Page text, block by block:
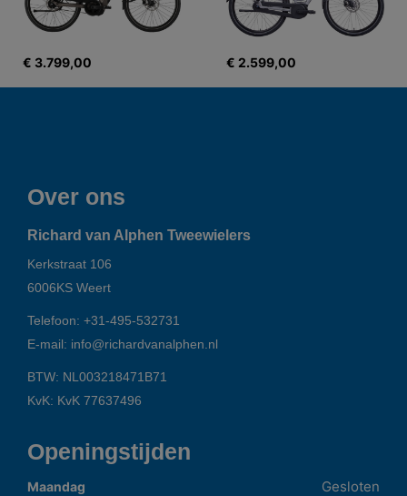
€ 3.799,00 € 2.599,00
Over ons
Richard van Alphen Tweewielers
Kerkstraat 106
6006KS Weert
Telefoon: +31-495-532731
E-mail: info@richardvanalphen.nl
BTW: NL003218471B71
KvK: KvK 77637496
Openingstijden
Maandag Gesloten